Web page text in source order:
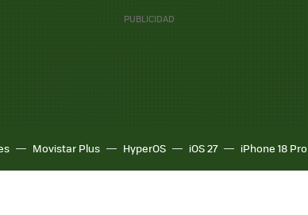
Movistar Plus HyperOS iOS 27 iPhone 18 Pro